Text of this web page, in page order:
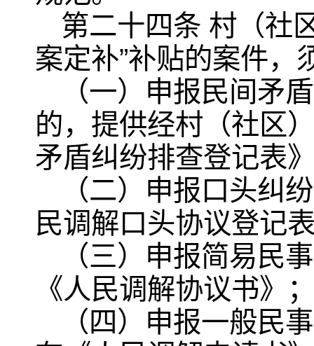
第二十四条 村（社
案定补”补贴的案件，
（一）申报民间矛
的，提供经村（社区
矛盾纠纷排查登记表
（二）申报口头纠
民调解口头协议登记
（三）申报简易民
《人民调解协议书》
（四）申报一般民